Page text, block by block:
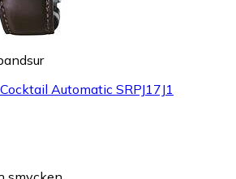
Automatic SRPJ17J1